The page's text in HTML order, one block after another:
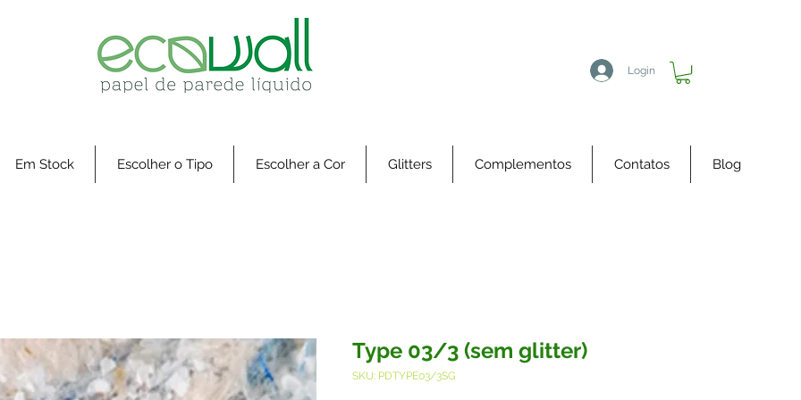
Login
Em Stock Escolher o Tipo Escolher a Cor Glitters Complementos Contatos Blog
Type 03/3 (sem glitter)
SKU: PDTYPE03/3SG